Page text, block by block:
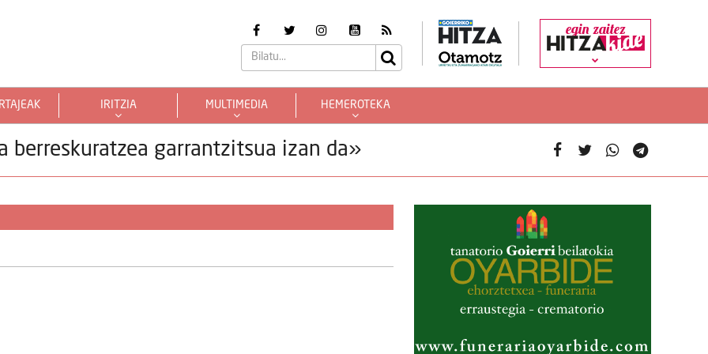
egin zaitez
IRITZIA MULTIMEDIA HEMEROTEKA
berreskuratzea garrantzitsua izan da»